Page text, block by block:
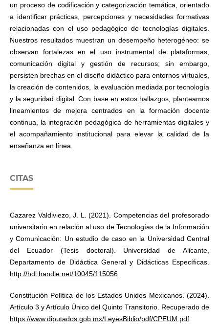
un proceso de codificación y categorización temática, orientado
a identificar prácticas, percepciones y necesidades formativas
relacionadas con el uso pedagógico de tecnologías digitales.
Nuestros resultados muestran un desempeño heterogéneo: se
observan fortalezas en el uso instrumental de plataformas,
comunicación digital y gestión de recursos; sin embargo,
persisten brechas en el diseño didáctico para entornos virtuales,
la creación de contenidos, la evaluación mediada por tecnología
y la seguridad digital. Con base en estos hallazgos, planteamos
lineamientos de mejora centrados en la formación docente
continua, la integración pedagógica de herramientas digitales y
el acompañamiento institucional para elevar la calidad de la
enseñanza en línea.
CITAS
Cazarez Valdiviezo, J. L. (2021). Competencias del profesorado
universitario en relación al uso de Tecnologías de la Información
y Comunicación: Un estudio de caso en la Universidad Central
del Ecuador (Tesis doctoral). Universidad de Alicante,
Departamento de Didáctica General y Didácticas Específicas.
http://hdl.handle.net/10045/115056
Constitución Política de los Estados Unidos Mexicanos. (2024).
Artículo 3 y Artículo Único del Quinto Transitorio. Recuperado de
https://www.diputados.gob.mx/LeyesBiblio/pdf/CPEUM.pdf